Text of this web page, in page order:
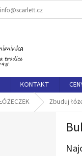
info@scarlett.cz
KONTAKT
Zbuduj